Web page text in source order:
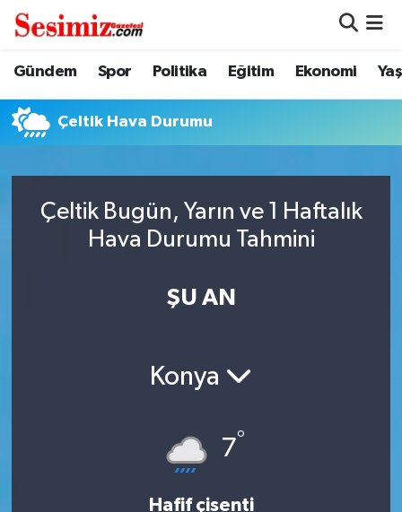
Gündem Spor Politika Eğitim Ekonomi
Çeltik Hava Durumu
Çeltik Bugün, Yarın ve 1 Haftalık
Hava Durumu Tahmini
ŞU AN
Konya
7°
Hafif çisenti
Dünya
Eğitim
Genel
Gündem
Nöbetçi Eczaneler
Hava Durumu
Trafik Durumu
Süper Lig Puan Durumu ve Fikstür